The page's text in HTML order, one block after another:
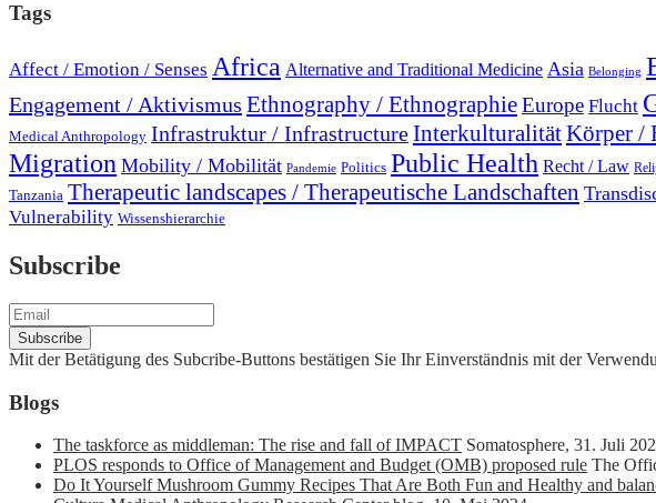
Tags
Affect / Emotion / Senses Africa Alternative and Traditional Medicine Asia Belonging
Engagement / Aktivismus Ethnography / EthnographieEurope Flucht
Medical Anthropology Infrastruktur / InfrastructureInterkulturalitätKörper /
Migration Mobility / Mobilität Pandemie Politics Public Health Recht / Law
Tanzania Therapeutic landscapes / Therapeutische Landschaften
Vulnerability Wissenshierarchie
Subscribe
Mit der Betätigung des Subcribe-Buttons bestätigen Sie Ihr Einverständnis mit der
Blogs
The taskforce as middleman: The rise and fall of IMPACT Somatosphere, 31. Juli
PLOS responds to Office of Management and Budget (OMB) proposed rule The
Do It Yourself Mushroom Gummy Recipes That Are Both Fun and Healthy and